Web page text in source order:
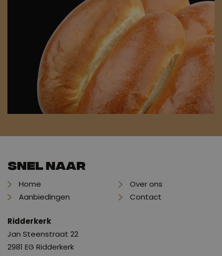
Snel naar
Home
Aanbiedingen
Over ons
Contact
Ridderkerk
Jan Steenstraat 22
2981 EG Ridderkerk